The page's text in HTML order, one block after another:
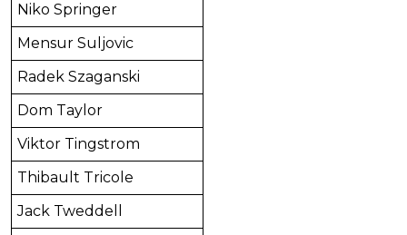
Niko Springer
Mensur Suljovic
Radek Szaganski
Dom Taylor
Viktor Tingstrom
Thibault Tricole
Jack Tweddell